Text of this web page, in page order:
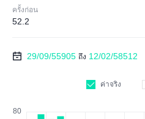
ครั้งก่อน
52.2
29/09/55905 ถึง 12/02/58512
ค่าจริง